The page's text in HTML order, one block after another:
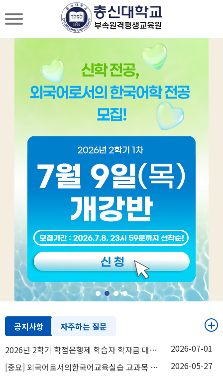
공지사항
자주하는 질문
2026년 2학기 학점은행제 학습자 학자금 대출 안내(7/1~11/18)
2026-07-01
[중요] 외국어로서의한국어교육실습 교과목 운영지침 변경 사항 안내
2026-05-27